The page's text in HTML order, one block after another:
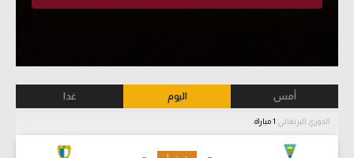
أمس اليوم غدا
الدوري البرتغالي